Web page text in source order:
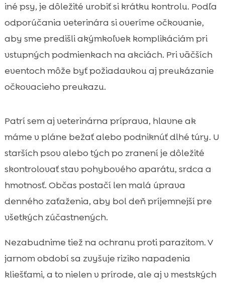
iné psy, je dôležité urobiť si krátku kontrolu. Podľa
odporúčania veterinára si overíme očkovanie,
aby sme predišli akýmkoľvek komplikáciám pri
vstupných podmienkach na akciách. Pri väčších
eventoch môže byť požiadavkou aj preukázanie
očkovacieho preukazu.
Patrí sem aj veterinárna príprava, hlavne ak
máme v pláne bežať alebo podniknúť dlhé túry. U
starších psov alebo tých po zranení je dôležité
skontrolovať stav pohybového aparátu, srdca a
hmotnosť. Občas postačí len malá úprava
denného zaťaženia, aby bol deň príjemnejší pre
všetkých zúčastnených.
Nezabudnime tiež na ochranu proti parazitom. V
jarnom období sa zvyšuje riziko napadenia
kliešťami, a to nielen v prírode, ale aj v mestských